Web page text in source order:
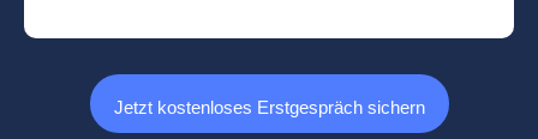
Jetzt kostenloses Erstgespräch sichern